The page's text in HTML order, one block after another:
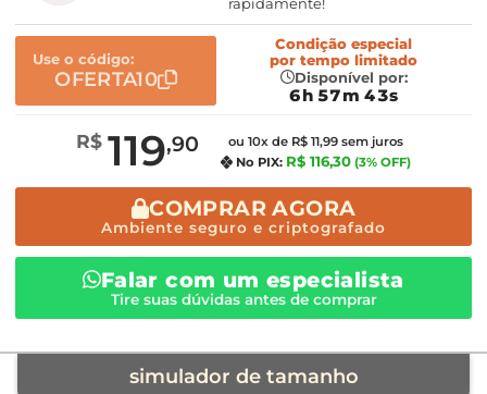
Use o código:
OFERTA10
Condição especial
por tempo limitado
Disponível por:
6h 57m 42s
R$ 119,90
ou 10x de R$ 11,99 sem juros
No PIX: R$ 116,30 (3% OFF)
COMPRAR AGORA
Ambiente seguro e criptografado
Falar com um especialista
Tire suas dúvidas antes de comprar
simulador de tamanho